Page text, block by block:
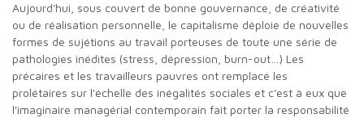
Aujourd'hui, sous couvert de bonne gouvernance, de créativité
ou de réalisation personnelle, le capitalisme déploie de nouvelles
formes de sujétions au travail porteuses de toute une série de
pathologies inédites (stress, dépression, burn-out…) Les
précaires et les travailleurs pauvres ont remplacé les
prolétaires sur l'échelle des inégalités sociales et c'est à eux que
l'imaginaire managérial contemporain fait porter la responsabilité